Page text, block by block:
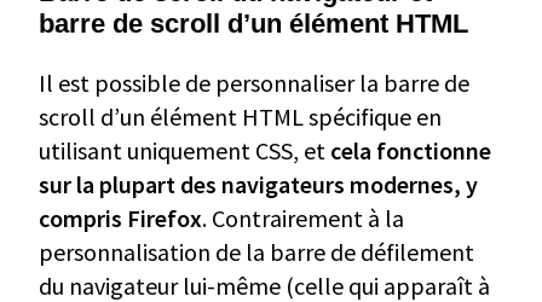
barre de scroll d’un élément HTML
Il est possible de personnaliser la barre de
scroll d’un élément HTML spécifique en
utilisant uniquement CSS, et cela fonctionne
sur la plupart des navigateurs modernes, y
compris Firefox. Contrairement à la
personnalisation de la barre de défilement
du navigateur lui-même (celle qui apparaît à